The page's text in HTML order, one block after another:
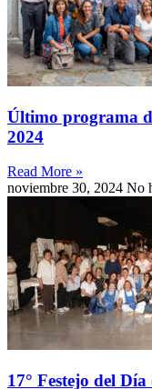
Último programa
2024
Read More »
noviembre 30, 2024 No
17° Festejo del